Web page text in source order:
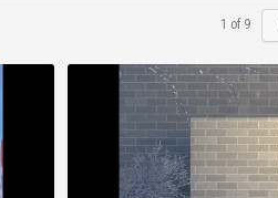
1 of 9